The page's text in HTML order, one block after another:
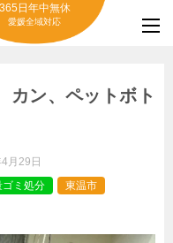
365日年中無休
愛媛全域対応
カン、ペットボト
月29日
ゴミ処分 東温市